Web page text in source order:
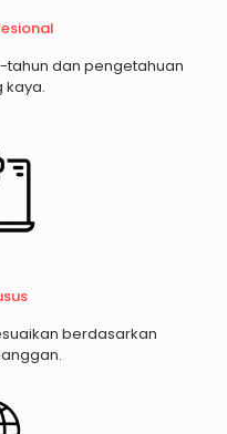
dan pengetahuan
kaya.
berdasarkan